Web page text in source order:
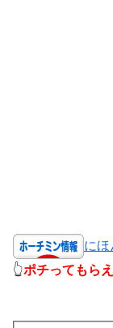
にほ
👆ポチってもら